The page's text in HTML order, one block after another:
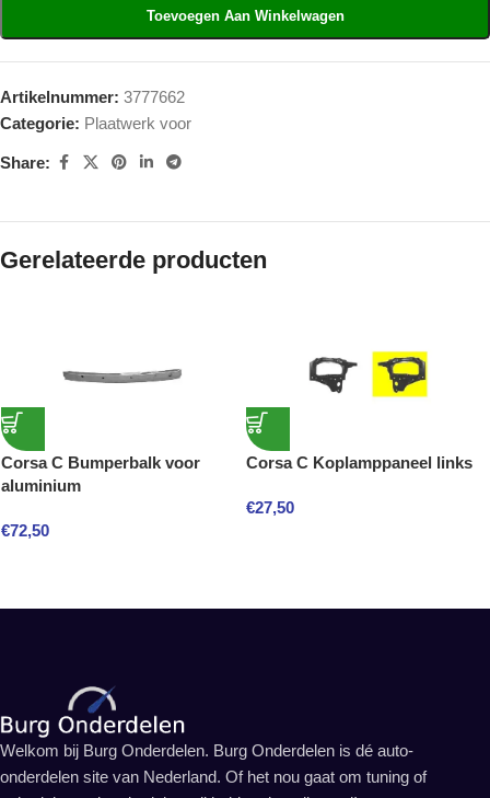
Toevoegen Aan Winkelwagen
Artikelnummer: 3777662
Categorie: Plaatwerk voor
Share:
Gerelateerde producten
Corsa C Bumperbalk voor
aluminium
€72,50
Corsa C Koplamppaneel links
€27,50
Welkom bij Burg Onderdelen. Burg Onderdelen is dé auto-
onderdelen site van Nederland. Of het nou gaat om tuning of